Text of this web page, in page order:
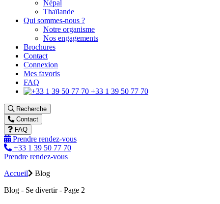
Népal
Thaïlande
Qui sommes-nous ?
Notre organisme
Nos engagements
Brochures
Contact
Connexion
Mes favoris
FAQ
+33 1 39 50 77 70
Recherche
Contact
FAQ
Prendre rendez-vous
+33 1 39 50 77 70
Prendre rendez-vous
Accueil
Blog
Blog - Se divertir - Page 2